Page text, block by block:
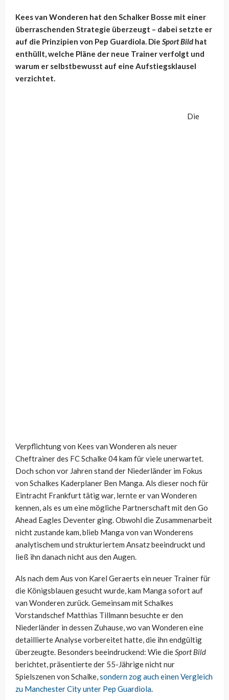
Kees van Wonderen hat den Schalker Bosse mit einer
überraschenden Strategie überzeugt – dabei setzte er
auf die Prinzipien von Pep Guardiola. Die Sport Bild hat
enthüllt, welche Pläne der neue Trainer verfolgt und
warum er selbstbewusst auf eine Aufstiegsklausel
verzichtet.
Die
Verpflichtung von Kees van Wonderen als neuer
Cheftrainer des FC Schalke 04 kam für viele unerwartet.
Doch schon vor Jahren stand der Niederländer im Fokus
von Schalkes Kaderplaner Ben Manga. Als dieser noch für
Eintracht Frankfurt tätig war, lernte er van Wonderen
kennen, als es um eine mögliche Partnerschaft mit den Go
Ahead Eagles Deventer ging. Obwohl die Zusammenarbeit
nicht zustande kam, blieb Manga von van Wonderens
analytischem und strukturiertem Ansatz beeindruckt und
ließ ihn danach nicht aus den Augen.
Als nach dem Aus von Karel Geraerts ein neuer Trainer für
die Königsblauen gesucht wurde, kam Manga sofort auf
van Wonderen zurück. Gemeinsam mit Schalkes
Vorstandschef Matthias Tillmann besuchte er den
Niederländer in dessen Zuhause, wo van Wonderen eine
detaillierte Analyse vorbereitet hatte, die ihn endgültig
überzeugte. Besonders beeindruckend: Wie dieSport Bild
berichtet, präsentierte der 55-Jährige nicht nur
Spielszenen von Schalke,sondern zog auch einen Vergleich
zu Manchester City unter Pep Guardiola.